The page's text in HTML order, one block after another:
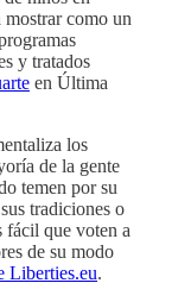
como un
y tratados
en Última
los
de la gente
temen por su
tradiciones o
fácil que voten a
de su modo
Liberties.eu.